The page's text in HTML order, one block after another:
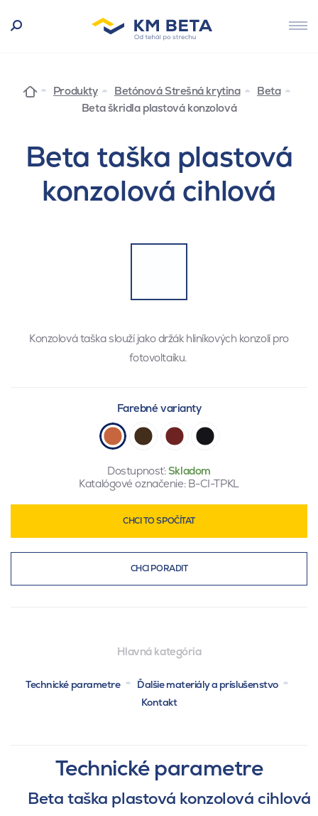
Produkty Betónová Strešná krytina
Beta
Beta škridla plastová konzolová
Beta taška plastová
konzolová cihlová
Konzolová taška slouží jako držák hliníkových konzolí pro
fotovoltaiku.
Farebné varianty
Dostupnosť:Skladom
Katalógové označenie: B-CI-TPKL
CHCI TO SPOČÍTAT
CHCI PORADIT
Hlavná kategória
Technické parametre
Ďalšie materiály a príslušenstvo
Kontakt
Technické parametre
Beta taška plastová konzolová cihlová